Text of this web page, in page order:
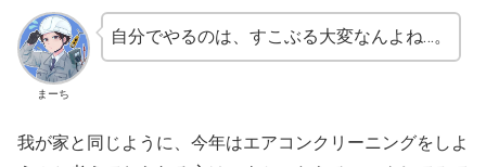
まーち
自分でやるのは、すこぶる大変なんよね…。
我が家と同じように、今年はエアコンクリーニングをしよ